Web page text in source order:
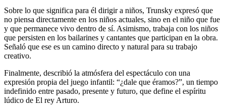
Sobre lo que significa para él dirigir a niños, Trunsky expresó que
no piensa directamente en los niños actuales, sino en el niño que fue
y que permanece vivo dentro de sí. Asimismo, trabaja con los niños
que persisten en los bailarines y cantantes que participan en la obra.
Señaló que ese es un camino directo y natural para su trabajo
creativo.
Finalmente, describió la atmósfera del espectáculo con una
expresión propia del juego infantil: “¿dale que éramos?”, un tiempo
indefinido entre pasado, presente y futuro, que define el espíritu
lúdico de El rey Arturo.